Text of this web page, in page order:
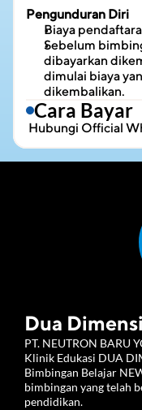
Pengunduran Diri
Biaya
Sebelum
dibayarkan
dimulai biaya
dikembalikan.
Cara Bayar
Hubungi Official
Dua Dimensi
PT. NEUTRON BARU
Klinik Edukasi DUA
Bimbingan Belajar
bimbingan yang telah
pendidikan.